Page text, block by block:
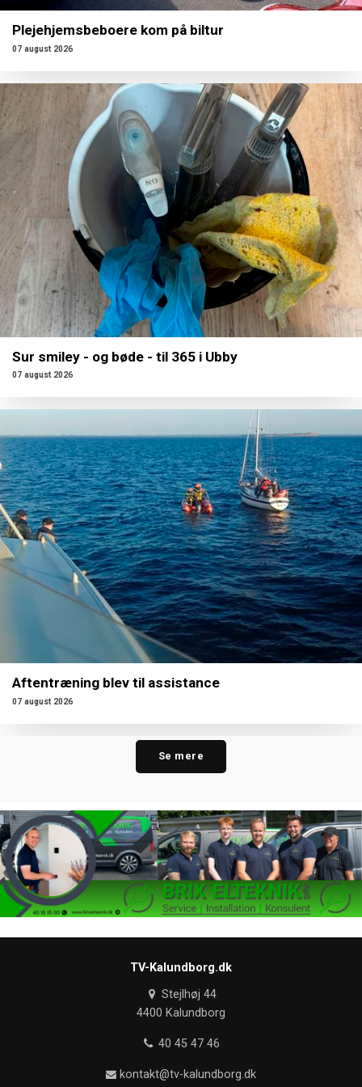
Plejehjemsbeboere kom på biltur
07 august 2026
Sur smiley - og bøde - til 365 i Ubby
07 august 2026
Aftentræning blev til assistance
07 august 2026
Se mere
TV-Kalundborg.dk
Stejlhøj 44
4400 Kalundborg
40 45 47 46
kontakt@tv-kalundborg.dk